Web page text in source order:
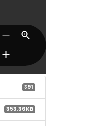
391
353.36 KB